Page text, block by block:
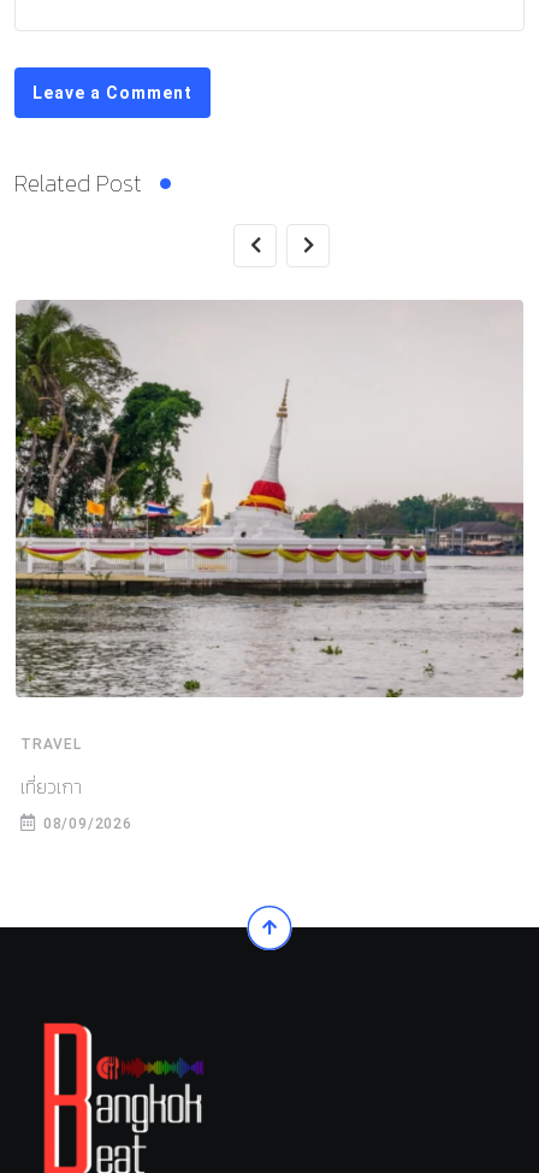
Leave a Comment
Related Post
TRAVEL
เที่ยวเกา
08/09/2026